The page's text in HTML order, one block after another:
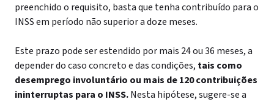
preenchido o requisito, basta que tenha contribuído para o
INSS em período não superior a doze meses.
Este prazo pode ser estendido por mais 24 ou 36 meses, a
depender do caso concreto e das condições, tais como
desemprego involuntário ou mais de 120 contribuições
ininterruptas para o INSS.Nesta hipótese, sugere-se a